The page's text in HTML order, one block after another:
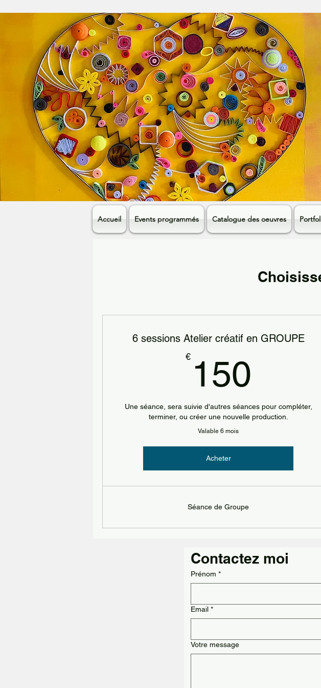
Accueil Events programmés Catalogue des oeuvres
6 sessions Atelier créatif en GROUPE
€ 150
Une séance, sera suivie d'autres séances pour compléter,
terminer, ou créer une nouvelle production.
Valable 6 mois
Acheter
Séance de Groupe
Prénom *
Email *
Votre message